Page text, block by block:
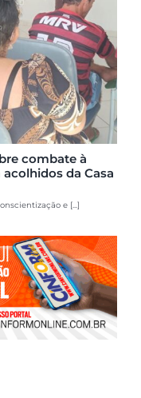
combate à
da Casa
e [...]